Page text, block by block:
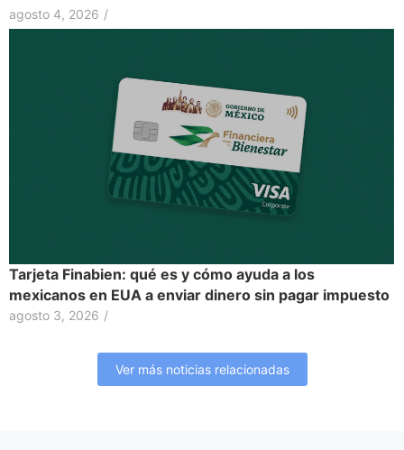
agosto 4, 2026 /
Tarjeta Finabien: qué es y cómo ayuda a los
mexicanos en EUA a enviar dinero sin pagar impuesto
agosto 3, 2026 /
Ver más noticias relacionadas